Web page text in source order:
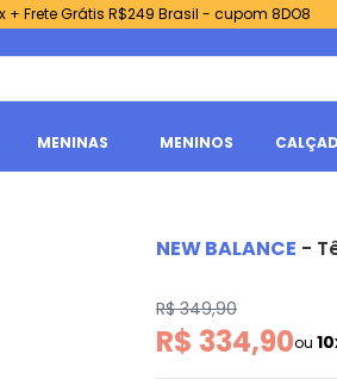
+ Frete Grátis R$249 Brasil - cupom 8DO8
MENINAS MENINOS
NEW BALANCE -
R$ 349,90
R$ 334,90ou